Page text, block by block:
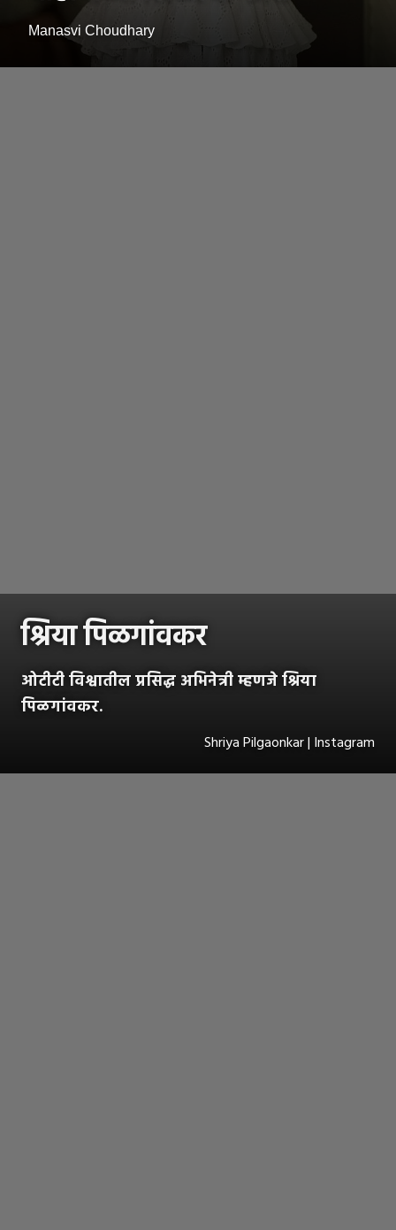
Manasvi Choudhary
श्रिया पिळगांवकर
ओटीटी विश्वातील प्रसिद्ध अभिनेत्री म्हणजे श्रिया
पिळगांवकर.
Shriya Pilgaonkar | Instagram